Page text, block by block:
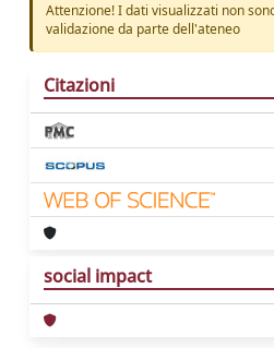
Attenzione! I dati visualizzati non
validazione da parte dell'ateneo
Citazioni
social impact